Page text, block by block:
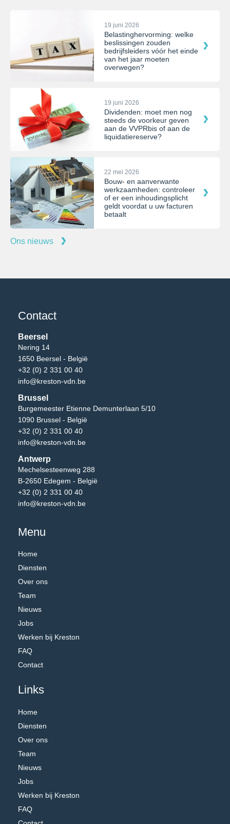
19 juni 2026
Belastinghervorming: welke
beslissingen zouden
bedrijfsleiders vóór het einde
van het jaar moeten
overwegen?
19 juni 2026
Dividenden: moet men nog
steeds de voorkeur geven
aan de VVPRbis of aan de
liquidatiereserve?
22 mei 2026
Bouw- en aanverwante
werkzaamheden: controleer
of er een inhoudingsplicht
geldt voordat u uw facturen
betaalt
Ons nieuws
Contact
Beersel
Nering 14
1650 Beersel - België
+32 (0) 2 331 00 40
info@kreston-vdn.be
Brussel
Burgemeester Etienne Demunterlaan 5/10
1090 Brussel - België
+32 (0) 2 331 00 40
info@kreston-vdn.be
Antwerp
Mechelsesteenweg 288
B-2650 Edegem - België
+32 (0) 2 331 00 40
info@kreston-vdn.be
Menu
Home
Diensten
Over ons
Team
Nieuws
Jobs
Werken bij Kreston
FAQ
Contact
Links
Home
Diensten
Over ons
Team
Nieuws
Jobs
Werken bij Kreston
FAQ